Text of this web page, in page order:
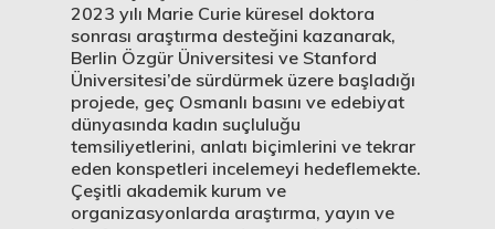
2023 yılı Marie Curie küresel doktora
sonrası araştırma desteğini kazanarak,
Berlin Özgür Üniversitesi ve Stanford
Üniversitesi’de sürdürmek üzere başladığı
projede, geç Osmanlı basını ve edebiyat
dünyasında kadın suçluluğu
temsiliyetlerini, anlatı biçimlerini ve tekrar
eden konspetleri incelemeyi hedeflemekte.
Çeşitli akademik kurum ve
organizasyonlarda araştırma, yayın ve